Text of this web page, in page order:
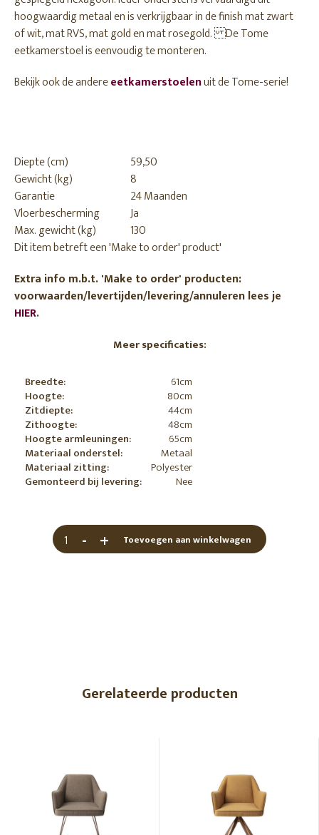
hoogwaardig metaal en is verkrijgbaar in de finish mat zwart
of wit, mat RVS, mat gold en mat rosegold. De Tome
eetkamerstoel is eenvoudig te monteren.
Bekijk ook de andereeetkamerstoelenuit de Tome-serie!
Diepte (cm)
59,50
Gewicht (kg)
8
Garantie
24 Maanden
Vloerbescherming
Ja
Max. gewicht (kg)
130
Dit item betreft een 'Make to order' product'
Extra info m.b.t. 'Make to order' producten:
voorwaarden/levertijden/levering/annuleren lees je
HIER.
Meer specificaties:
Breedte:
61cm
Hoogte:
80cm
Zitdiepte:
44cm
Zithoogte:
48cm
Hoogte armleuningen:
65cm
Materiaal onderstel:
Metaal
Materiaal zitting:
Polyester
Gemonteerd bij levering:
Nee
+
- Toevoegen aan winkelwagen
Gerelateerde producten